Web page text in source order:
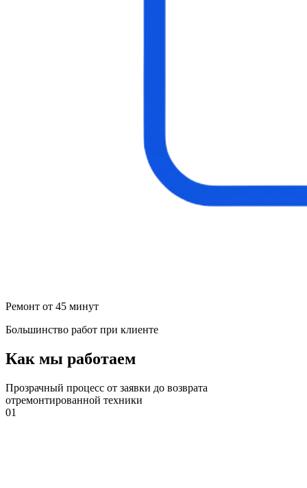
Ремонт от 45 минут
Большинство работ при клиенте
Как мы работаем
Прозрачный процесс от заявки до возврата
отремонтированной техники
01